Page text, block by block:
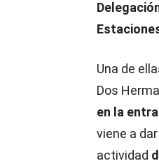
Una de
Dos
en la
viene a dar
actividad